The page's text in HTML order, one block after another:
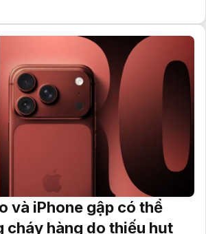
và iPhone gập có thể
cháy hàng do thiếu hụt